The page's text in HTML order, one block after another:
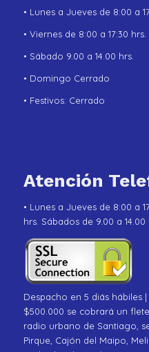
• Lunes a Jueves de 8:00 a
• Viernes de 8:00 a 17:30 hrs.
• Sábado 9.00 a 14.00 hrs.
• Domingo Cerrado
• Festivos: Cerrado
Atención
• Lunes a Jueves de 8:00 a
hrs. Sábados de 9.00 a 14.00
Despacho en 5 diás hábiles
$500.000 se cobrará un
radio urbano de Santiago,
Pirque, Cajón del Maipo,